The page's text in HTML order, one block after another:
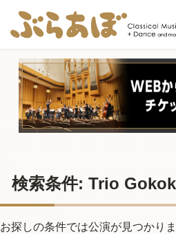
検索条件: Trio
お探しの条件では公演が見つかり